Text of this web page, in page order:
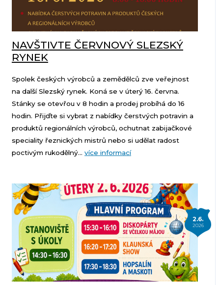
NAVŠTIVTE ČERVNOVÝ SLEZSKÝ
RYNEK
Spolek českých výrobců a zemědělců zve veřejnost
na další Slezský rynek. Koná se v úterý 16. června.
Stánky se otevřou v 8 hodin a prodej probíhá do 16
hodin. Přijďte si vybrat z nabídky čerstvých potravin a
produktů regionálních výrobců, ochutnat zabijačkové
speciality řeznických mistrů nebo si udělat radost
poctivým rukodělný... více informací
2.6.
2026